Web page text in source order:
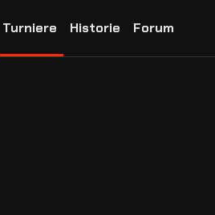
Turniere Historie Forum